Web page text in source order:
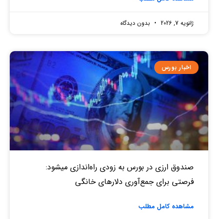
ژانویه 7, 2026 بدون دیدگاه
اخبار بورس
صندوق‌ ارزی در بورس به زودی راه‌اندازی میشود:
فرصتی برای جمع‌آوری دلارهای خانگی
مشاهده کامل مطلب